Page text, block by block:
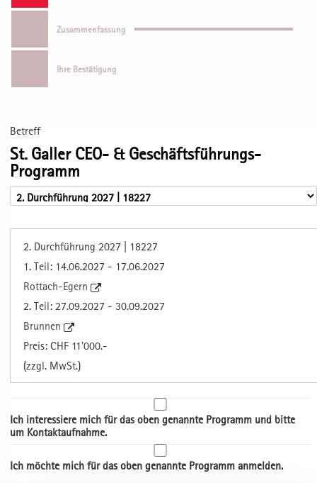
Zusammenfassung
Ihre Bestätigung
Betreff
St. Galler CEO- & Geschäftsführungs-
Programm
2. Durchführung 2027 | 18227
1. Teil: 14.06.2027 - 17.06.2027
Rottach-Egern
2. Teil: 27.09.2027 - 30.09.2027
Brunnen
Preis: CHF 11'000.-
(zzgl. MwSt.)
Ich interessiere mich für das oben genannte Programm und bitte
um Kontaktaufnahme.
Ich möchte mich für das oben genannte Programm anmelden.